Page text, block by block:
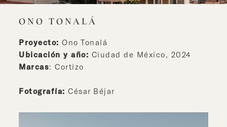
ONO TONALÁ
Proyecto:Ono Tonalá
Ubicación y año: Ciudad de México, 2024
Marcas: Cortizo
Fotografía: César Béjar